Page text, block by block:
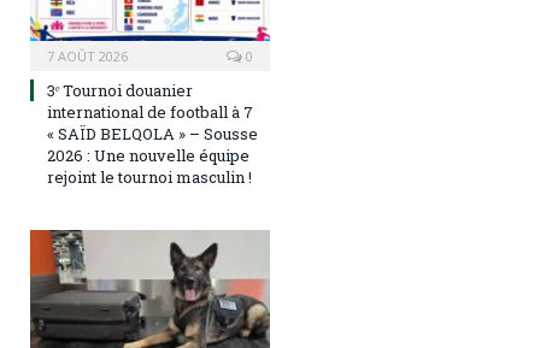
7 AOÛT 2026 0
3ᵉ Tournoi douanier
international de football à 7
« SAÏD BELQOLA » – Sousse
2026 : Une nouvelle équipe
rejoint le tournoi masculin !